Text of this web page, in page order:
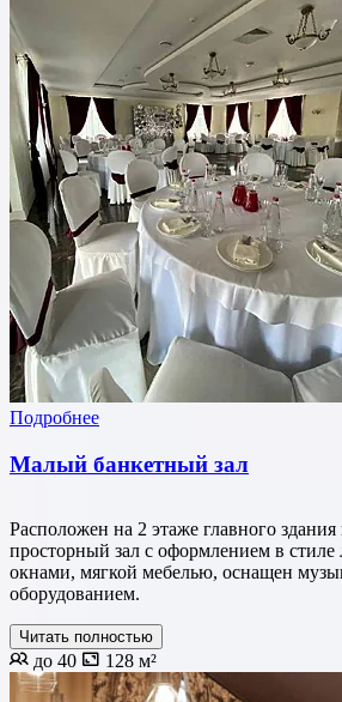
Подробнее
Малый банкетный зал
Расположен на 2 этаже главного
просторный зал с оформлением в
окнами, мягкой мебелью, оснащен
оборудованием.
Читать полностью
до 40 128 м²